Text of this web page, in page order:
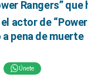
Rangers” que
actor de
pena de muerte
Únete